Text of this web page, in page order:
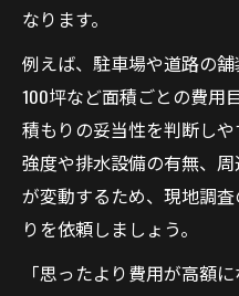
なります。
例えば、駐車場や道路の舗
100坪など面積ごとの費用
積もりの妥当性を判断し
強度や排水設備の有無、
が変動するため、現地調
りを依頼しましょう。
「思ったより費用が高額